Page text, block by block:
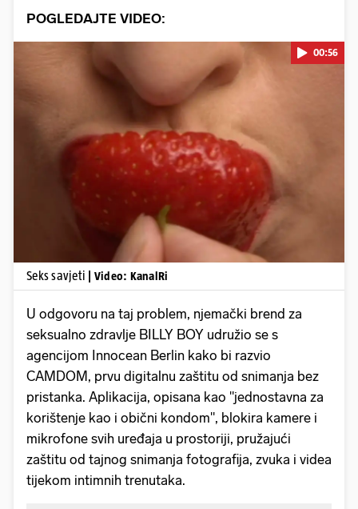
POGLEDAJTE VIDEO:
Pokretanje videa...
00:56
Seks savjeti | Video: KanalRi
U odgovoru na taj problem, njemački brend za
seksualno zdravlje BILLY BOY udružio se s
agencijom Innocean Berlin kako bi razvio
CAMDOM, prvu digitalnu zaštitu od snimanja bez
pristanka. Aplikacija, opisana kao "jednostavna za
korištenje kao i obični kondom", blokira kamere i
mikrofone svih uređaja u prostoriji, pružajući
zaštitu od tajnog snimanja fotografija, zvuka i videa
tijekom intimnih trenutaka.